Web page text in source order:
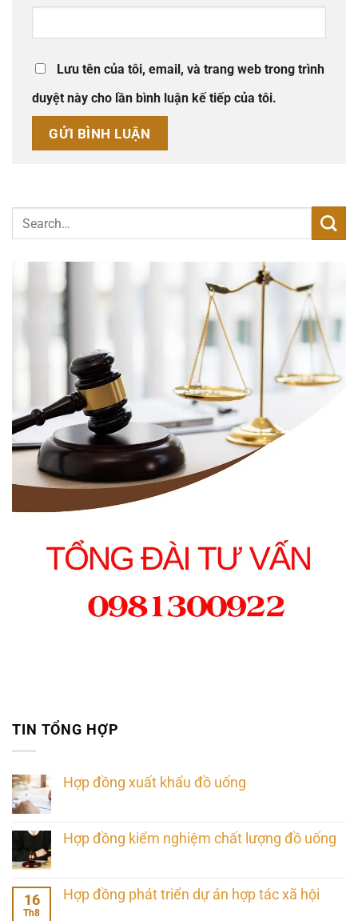
Lưu tên của tôi, email, và trang web trong trình
duyệt này cho lần bình luận kế tiếp của tôi.
TIN TỔNG HỢP
Hợp đồng xuất khẩu đồ uống
Hợp đồng kiểm nghiệm chất lượng đồ uống
16
Th8
Hợp đồng phát triển dự án hợp tác xã hội